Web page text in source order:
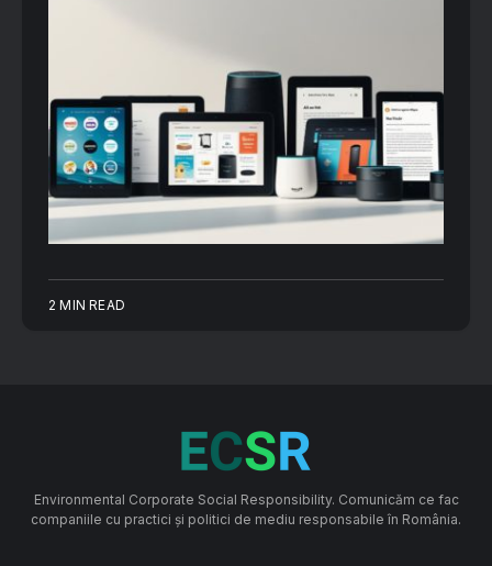
2 MIN READ
Environmental Corporate Social Responsibility. Comunicăm ce fac
companiile cu practici și politici de mediu responsabile în România.